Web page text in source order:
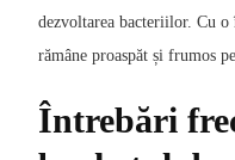
dezvoltarea bacteriilor. Cu
rămâne proaspăt și frumos
Întrebări